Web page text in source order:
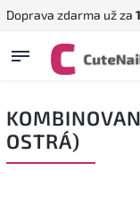
Doprava zdarma už za
OSTRÁ)